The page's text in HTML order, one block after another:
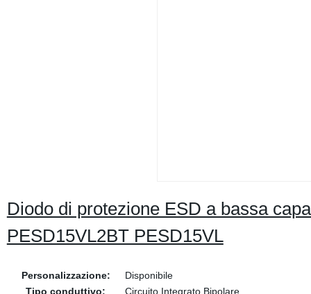
Diodo di protezione ESD a bassa
PESD15VL2BT PESD15VL
Personalizzazione:
Disponibile
Tipo conduttivo:
Circuito Integrato Bipolare